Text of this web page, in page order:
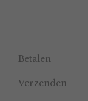
Betalen
Verzenden